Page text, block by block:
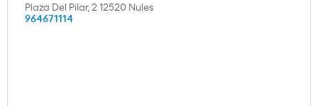
Plaza Del Pilar, 2 12520 Nules
964671114